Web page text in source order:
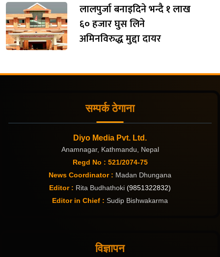
लालपुर्जा बनाइदिने भन्दै १ लाख
६० हजार घुस लिने
अमिनविरुद्ध मुद्दा दायर
सम्पर्क ठेगाना
Diyo Media Pvt. Ltd.
Anamnagar, Kathmandu, Nepal
Regd No : 521/2074-75
News Coordinator : Madan Dhungana
Editor : Rita Budhathoki (9851322832)
Editor in Chief : Sudip Bishwakarma
विज्ञापन